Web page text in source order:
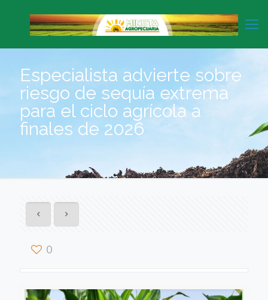
Especialista advierte sobre
riesgo de sequía extrema
para el ciclo agrícola a
finales de 2026
0